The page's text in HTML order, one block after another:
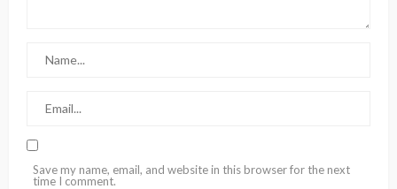
Save my name, email, and website in this browser for the next
time I comment.